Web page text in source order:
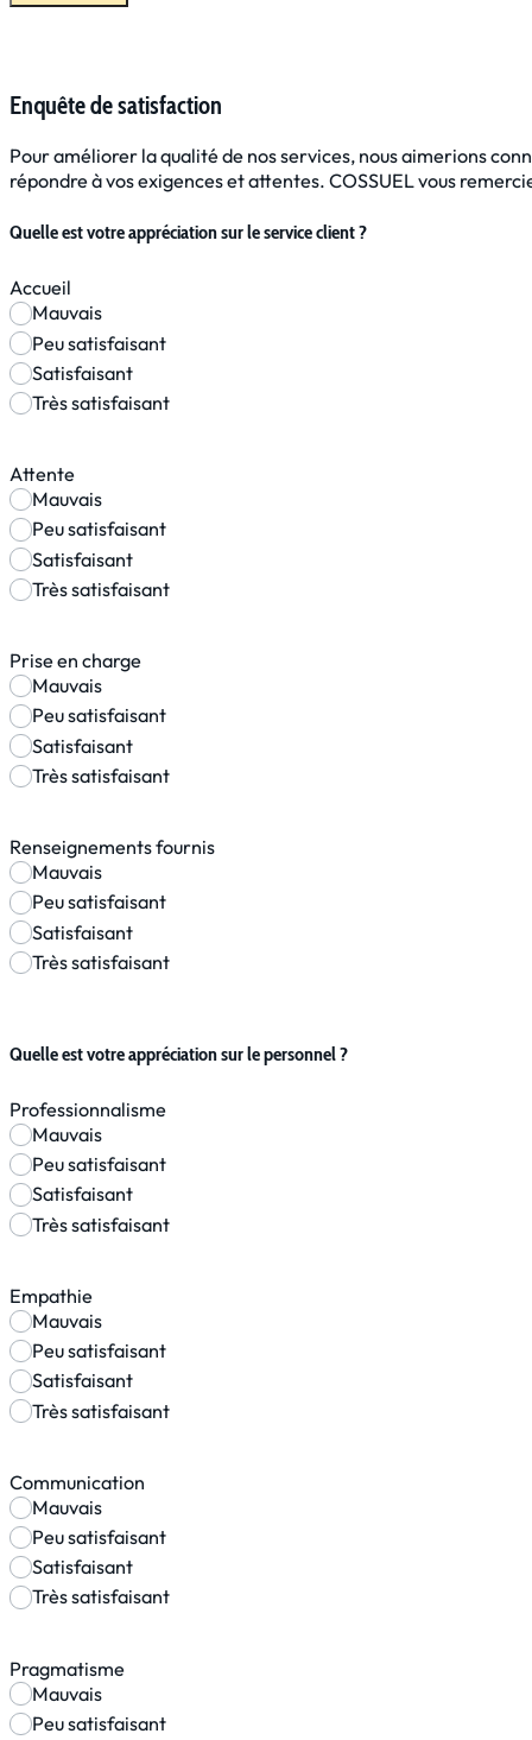
Enquête de satisfaction
Pour améliorer la qualité de nos services, nous aimerions
répondre à vos exigences et attentes. COSSUEL vous
Quelle est votre appréciation sur le service client ?
Accueil
Mauvais
Peu satisfaisant
Satisfaisant
Très satisfaisant
Attente
Mauvais
Peu satisfaisant
Satisfaisant
Très satisfaisant
Prise en charge
Mauvais
Peu satisfaisant
Satisfaisant
Très satisfaisant
Renseignements fournis
Mauvais
Peu satisfaisant
Satisfaisant
Très satisfaisant
Quelle est votre appréciation sur le personnel ?
Professionnalisme
Mauvais
Peu satisfaisant
Satisfaisant
Très satisfaisant
Empathie
Mauvais
Peu satisfaisant
Satisfaisant
Très satisfaisant
Communication
Mauvais
Peu satisfaisant
Satisfaisant
Très satisfaisant
Pragmatisme
Mauvais
Peu satisfaisant